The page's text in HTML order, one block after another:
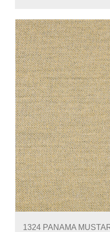
1324 PANAMA